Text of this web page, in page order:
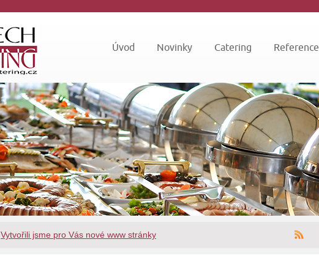
Úvod Novinky Catering Reference
Vytvořili jsme pro Vás nové www stránky